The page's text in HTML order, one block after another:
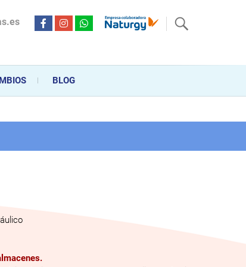
hace más de 20 años . Acompañamos al cliente
en la venta, montaje y reparación, hasta la
BLOG